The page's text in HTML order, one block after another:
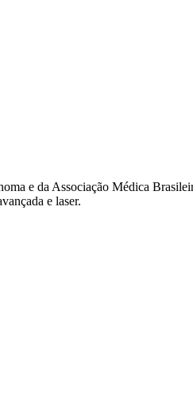
e da Associação Médica
e laser.